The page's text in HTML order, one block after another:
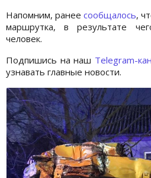
Напомним, ранее сообщалось,
маршрутка, в результате
человек.
Подпишись на наш Telegram-
узнавать главные новости.